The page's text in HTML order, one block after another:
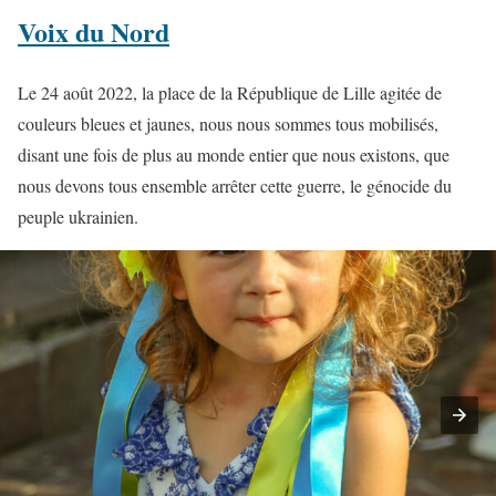
Voix du Nord
Le 24 août 2022, la place de la République de Lille agitée de
couleurs bleues et jaunes, nous nous sommes tous mobilisés,
disant une fois de plus au monde entier que nous existons, que
nous devons tous ensemble arrêter cette guerre, le génocide du
peuple ukrainien.